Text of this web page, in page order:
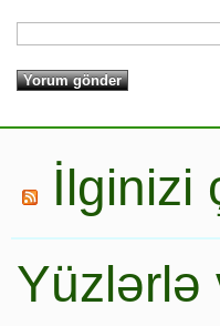
İlginizi
Yüzlərlə